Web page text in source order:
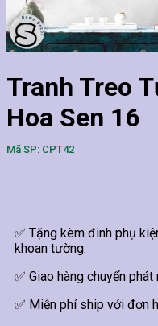
Tranh Treo
Hoa Sen 16
Mã SP: CPT42
✅ Tặng kèm đinh phụ
khoan tường.
✅ Giao hàng chuyển
✅ Miễn phí ship với đơn